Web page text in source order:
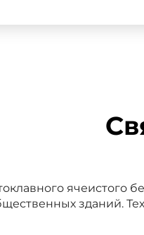
в установленном
ячеистого
зданий.